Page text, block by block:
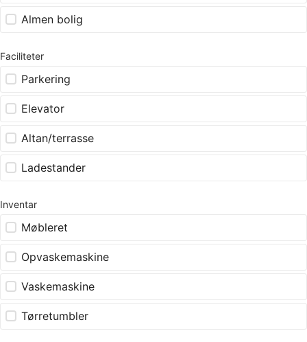
Almen bolig
Faciliteter
Parkering
Elevator
Altan/terrasse
Ladestander
Inventar
Møbleret
Opvaskemaskine
Vaskemaskine
Tørretumbler